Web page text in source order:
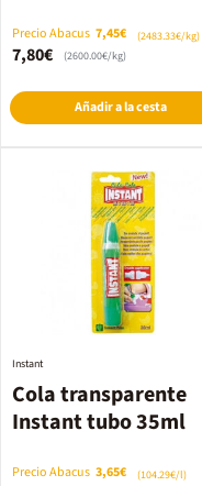
Precio Abacus 7,45€ (2483.33€/kg)
7,80€ (2600.00€/kg)
Añadir a la cesta
Cola transparente
Instant tubo 35ml
Instant
Precio Abacus 3,65€ (104.29€/l)